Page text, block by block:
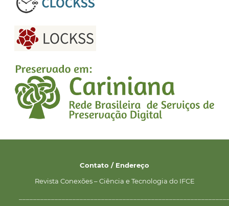
Contato / Endereço
Revista Conexões – Ciência e Tecnologia do IFCE